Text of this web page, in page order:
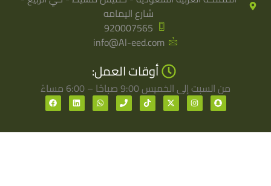
شارع اليمامه
920007565
info@Al-eed.com
أوقات العمل:
من السبت إلى الخميس 9:00 صباحًا – 6:00 مساءً